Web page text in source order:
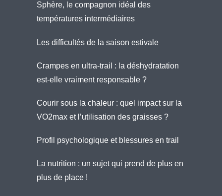
Sphère, le compagnon idéal des
températures intermédiaires
Les difficultés de la saison estivale
Crampes en ultra-trail : la déshydratation
est-elle vraiment responsable ?
Courir sous la chaleur : quel impact sur la
VO2max et l’utilisation des graisses ?
Profil psychologique et blessures en trail
La nutrition : un sujet qui prend de plus en
plus de place !